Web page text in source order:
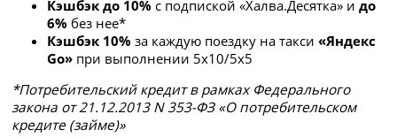
Кэшбэк до 10% с подпиской «Халва.Десятка» идо
6%без нее*
Кэшбэк 10% за каждую поездку на такси«Яндекс
Go» при выполнении 5х10/5х5
*Потребительский кредит в рамках Федерального
закона от 21.12.2013 N 353-ФЗ «О потребительском
кредите (займе)»